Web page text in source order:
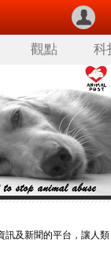
觀點 科
訊及新聞的平台，讓人類